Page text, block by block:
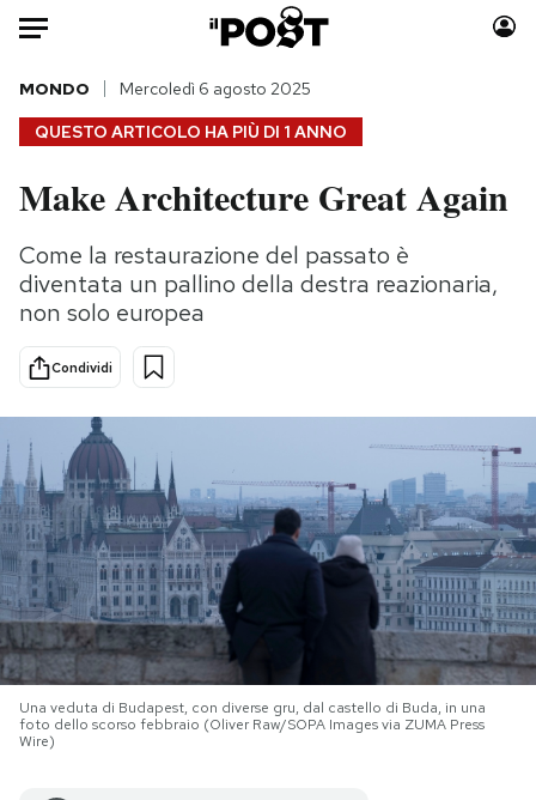
Auto
HOME
Italia
Politica
Tecnologia
Scienza
Economia
Sport
Moda
Consumismi
Altrecose
Mondiali calcio 2026
PODCAST
NEWSLETTER
I MIEI PREFERITI
QUESTO ARTICOLO HA PIÙ DI 1 ANNO
MONDO Mercoledì 6 agosto 2025
Make Architecture Great Again
Come la restaurazione del passato è
diventata un pallino della destra reazionaria,
non solo europea
Condividi
Una veduta di Budapest, con diverse gru, dal castello di Buda, in una
foto dello scorso febbraio (Oliver Raw/SOPA Images via ZUMA Press
Wire)